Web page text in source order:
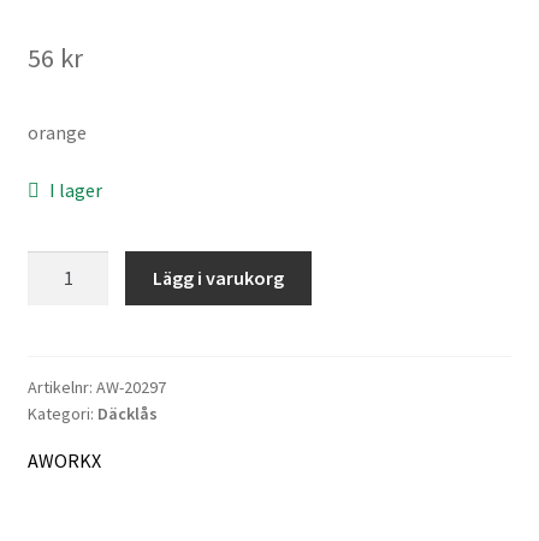
Däck/Mousse/Hjul
Information
Köpvillkor
Varukorg
Kassa
56 kr
orange
I lager
mängd
Lägg i varukorg
Artikelnr: AW-20297
Kategori: Däcklås
AWORKX